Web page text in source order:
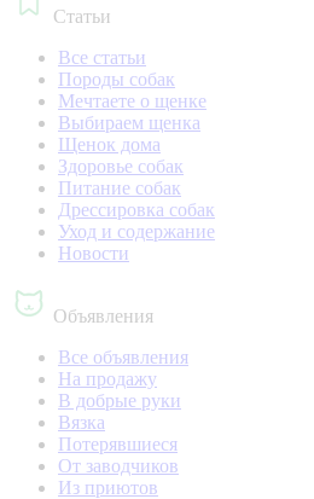
Статьи
Все статьи
Породы собак
Мечтаете о щенке
Выбираем щенка
Щенок дома
Здоровье собак
Питание собак
Дрессировка собак
Уход и содержание
Новости
Объявления
Все объявления
На продажу
В добрые руки
Вязка
Потерявшиеся
От заводчиков
Из приютов